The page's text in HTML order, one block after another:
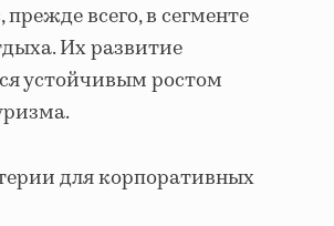
прежде всего, в сегменте
Их развитие
устойчивым ростом
для корпоративных